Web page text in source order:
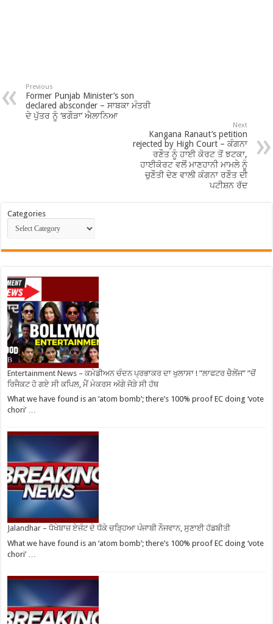
Previous
Former Punjab Minister’s son
declared absconder – ਸਾਬਕਾ ਮੰਤਰੀ
ਦੇ ਪੁੱਤਰ ਨੂੰ ‘ਭਗੌੜਾ’ ਐਲਾਨਿਆ
Next
Kangana Ranaut’s petition
rejected by High Court – ਕੰਗਨਾ
ਰਣੌਤ ਨੂੰ ਹਾਈ ਕੋਰਟ ਤੋਂ ਝਟਕਾ,
ਹਾਈਕੋਰਟ ਵਲੋਂ ਮਾਣਹਾਨੀ ਮਾਮਲੇ ਨੂੰ
ਚੁਣੌਤੀ ਦੇਣ ਵਾਲੀ ਕੰਗਨਾ ਰਣੌਤ ਦੀ
ਪਟੀਸ਼ਨ ਰੱਦ
Categories
Entertainment News – ਕਮੇਡੀਅਨ ਚੰਦਨ ਪ੍ਰਭਾਕਰ ਦਾ ਖੁਲਾਸਾ ! ”ਲਾਫਟਰ ਚੈਲੇਂਜ” ”ਚੋਂ
ਰਿਜੈਕਟ ਹੋ ਗਏ ਸੀ ਕਪਿਲ, ਮੈਂ ਮੇਕਰਸ ਅੱਗੇ ਜੋੜੇ ਸੀ ਹੱਥ
What we have found is an ‘atom bomb’; there’s 100% proof EC doing ‘vote
chori’ …
Jalandhar – ਧੋਖੇਬਾਜ਼ ਏਜੰਟ ਦੇ ਧੱਕੇ ਚੜ੍ਹਿਆ ਪੰਜਾਬੀ ਨੌਜਵਾਨ, ਸੁਣਾਈ ਹੱਡਬੀਤੀ
What we have found is an ‘atom bomb’; there’s 100% proof EC doing ‘vote
chori’ …